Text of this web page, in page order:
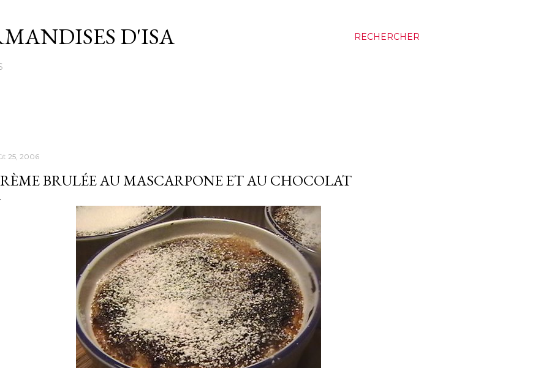
RECHERCHER
D'ISA
25, 2006
BRULÉE AU MASCARPONE ET AU CHOCOLAT